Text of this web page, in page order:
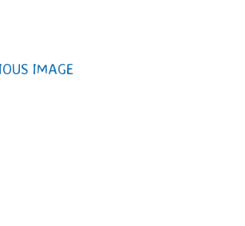
IMAGE